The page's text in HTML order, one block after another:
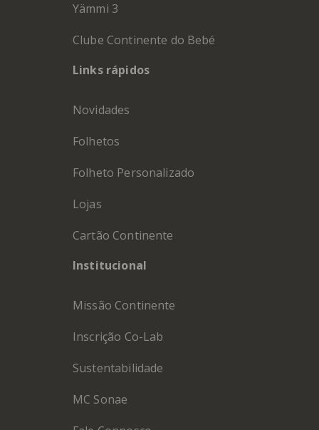
Yämmi 3
Clube Continente do Bebé
Links rápidos
Novidades
Folhetos
Folheto Personalizado
Lojas
Cartão Continente
Institucional
Missão Continente
Inscrição Co-Lab
Sustentabilidade
MC Sonae